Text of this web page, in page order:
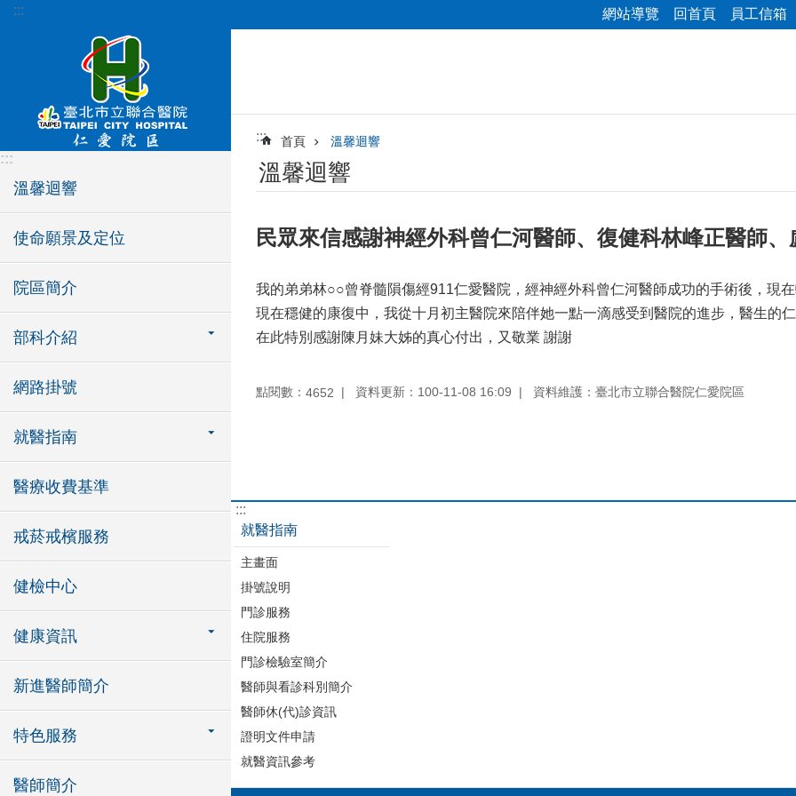
跳到主要內容區塊
::: 網站導覽 回首頁 員工信箱
:::
溫馨迴響
使命願景及定位
院區簡介
部科介紹
網路掛號
就醫指南
醫療收費基準
戒菸戒檳服務
健檢中心
健康資訊
新進醫師簡介
特色服務
醫師簡介
::: 首頁 溫馨迴響
溫馨迴響
民眾來信感謝神經外科曾仁河醫師、復健科林峰正醫師
我的弟弟林○○曾脊髓隕傷經911仁愛醫院，經神經外科曾仁河醫師成功的手術後，現
現在穩健的康復中，我從十月初主醫院來陪伴她一點一滴感受到醫院的進步，醫生的
在此特別感謝陳月妹大姊的真心付出，又敬業 謝謝
點閱數： 4652 資料更新：100-11-08 16:09 資料維護：臺北市立聯合醫院仁愛院區
:::
就醫指南
主畫面
掛號說明
門診服務
住院服務
門診檢驗室簡介
醫師與看診科別簡介
醫師休(代)診資訊
證明文件申請
就醫資訊參考